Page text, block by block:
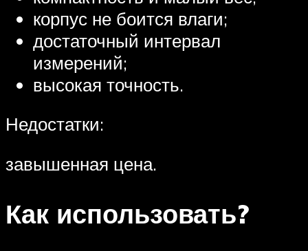
корпус не боится влаги;
достаточный интервал
измерений;
высокая точность.
Недостатки:
завышенная цена.
Как использовать?